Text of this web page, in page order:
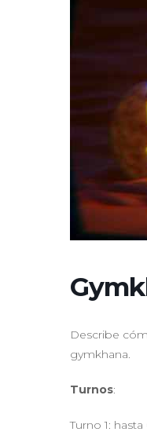
Describe
gymkhana.
Turnos:
Turno 1: